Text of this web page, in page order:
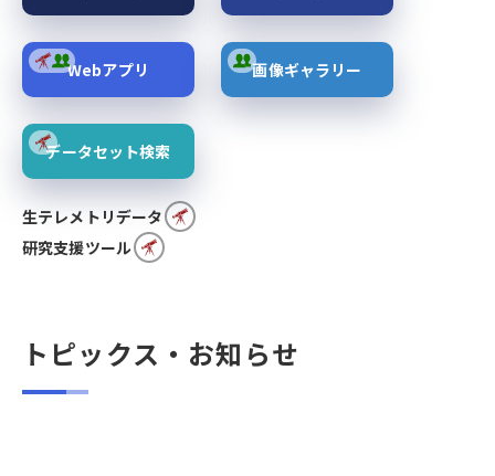
Webアプリ 画像ギャラリー
データセット検索
生テレメトリデータ
研究支援ツール
トピックス・お知らせ